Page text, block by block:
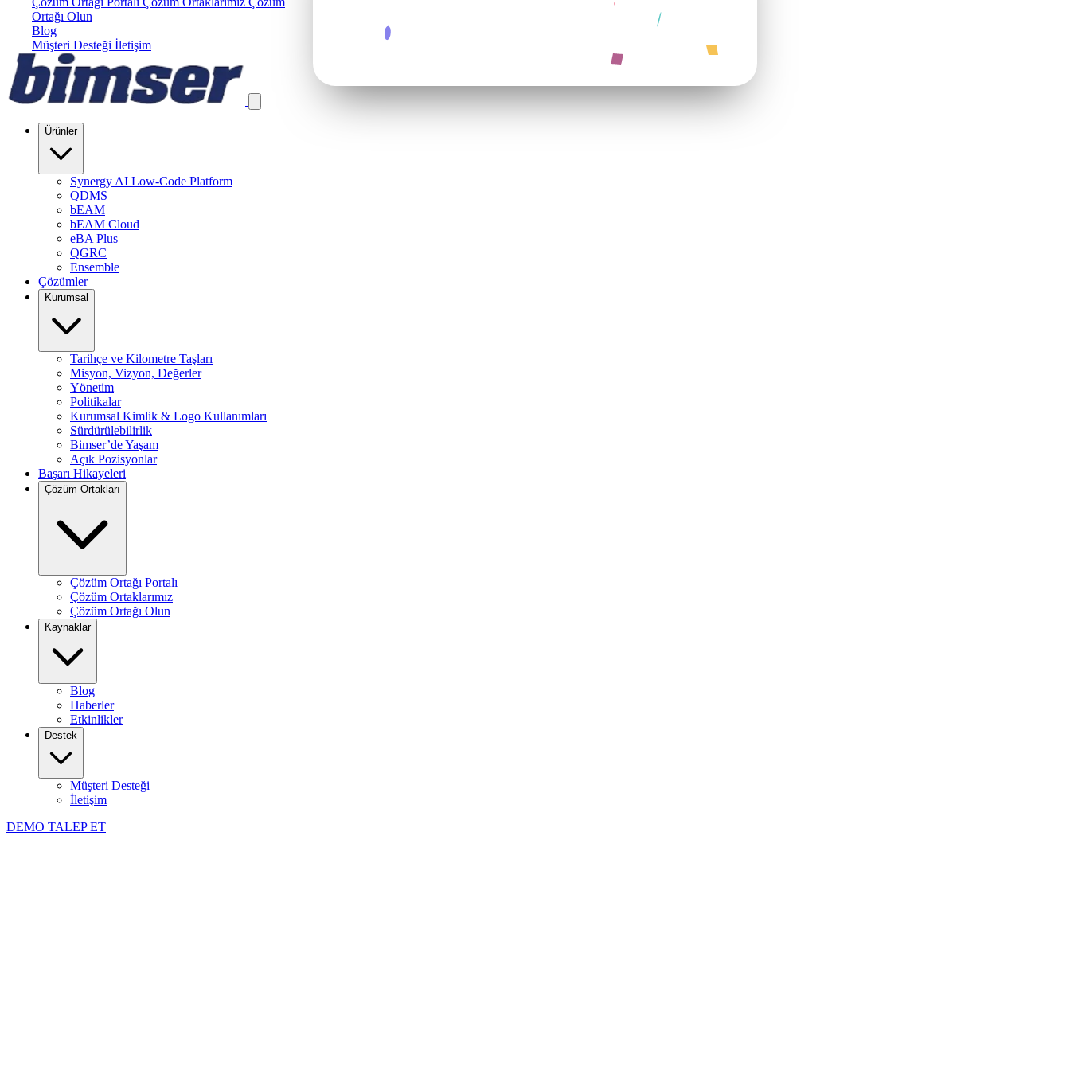
Ortağı Olun
Blog
Müşteri Desteği İletişim
Ürünler
Synergy AI Low-Code Platform
QDMS
bEAM
bEAM Cloud
eBA Plus
QGRC
Ensemble
Çözümler
Kurumsal
Tarihçe ve Kilometre Taşları
Misyon, Vizyon, Değerler
Yönetim
Politikalar
Kurumsal Kimlik & Logo Kullanımları
Sürdürülebilirlik
Bimser’de Yaşam
Açık Pozisyonlar
Başarı Hikayeleri
Çözüm Ortakları
Çözüm Ortağı Portalı
Çözüm Ortaklarımız
Çözüm Ortağı Olun
Kaynaklar
Blog
Haberler
Etkinlikler
Destek
Müşteri Desteği
İletişim
DEMO TALEP ET